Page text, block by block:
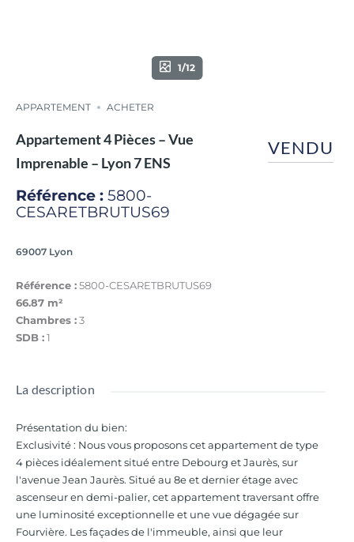
1/12
APPARTEMENT ACHETER
Appartement 4 Pièces – Vue
Imprenable – Lyon 7 ENS
Référence : 5800-
CESARETBRUTUS69
69007 Lyon
Référence :5800-CESARETBRUTUS69
66.87 m²
Chambres :3
SDB :1
VENDU
La description
Présentation du bien:
Exclusivité : Nous vous proposons cet appartement de type
4 pièces idéalement situé entre Debourg et Jaurès, sur
l'avenue Jean Jaurès. Situé au 8e et dernier étage avec
ascenseur en demi-palier, cet appartement traversant offre
une luminosité exceptionnelle et une vue dégagée sur
Fourvière. Les façades de l'immeuble, ainsi que leur